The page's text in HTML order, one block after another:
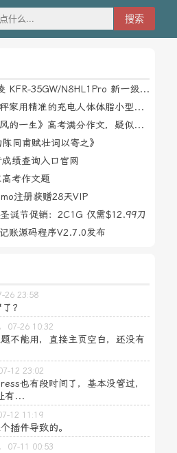
WAHIN 华凌 KFR-35GW/N8HL1Pro 新一级能效 壁挂式空调 1.5匹
电子称体重秤家用精准的充电人体体脂小型称重支持HUAWEI HiLink
网传的《东风的一生》高考满分作文，疑似自媒体或其他渠道炒作
陈同甫赋壮词以寄之》
绩查询入口官网
考作文题
注册获赠28天VIP
诞节促销：2C1G 仅需$12.99刀
账源码程序V2.7.0发布
26 23:58
？
07-26 10:32
不能用，直接主页空白，还没有
12 23:02
也有段时间了，基本没管过，
有...
12 11:19
插件导致的。
07-11 00:53